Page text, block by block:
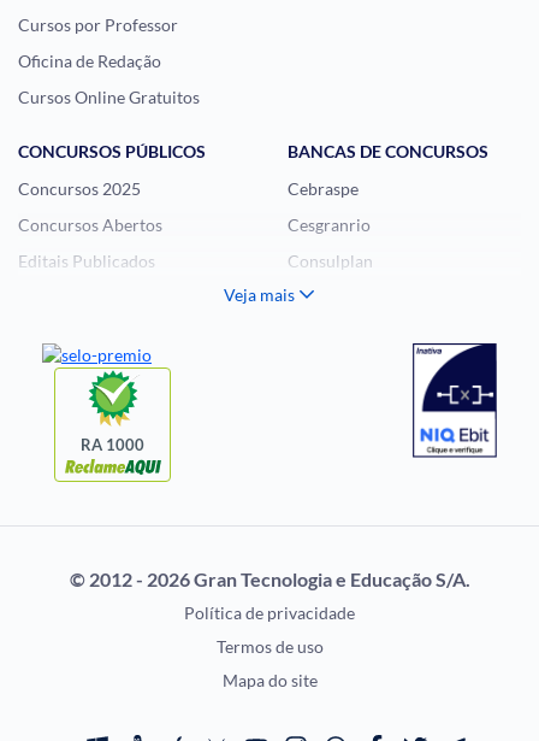
Cursos por Professor
Oficina de Redação
Cursos Online Gratuitos
CONCURSOS PÚBLICOS
Concursos 2025
Concursos Abertos
Editais Publicados
Questões de Concurso
BANCAS DE CONCURSOS
Cebraspe
Cesgranrio
Consulplan
FCC
CONCURSOS POR
EXAME DE ORDEM
OAB
Prova OAB
Calendário OAB
Questões OAB
Veja mais
RA 1000
© 2012 - 2026 Gran Tecnologia e Educação S/A.
Política de privacidade
Termos de uso
Mapa do site